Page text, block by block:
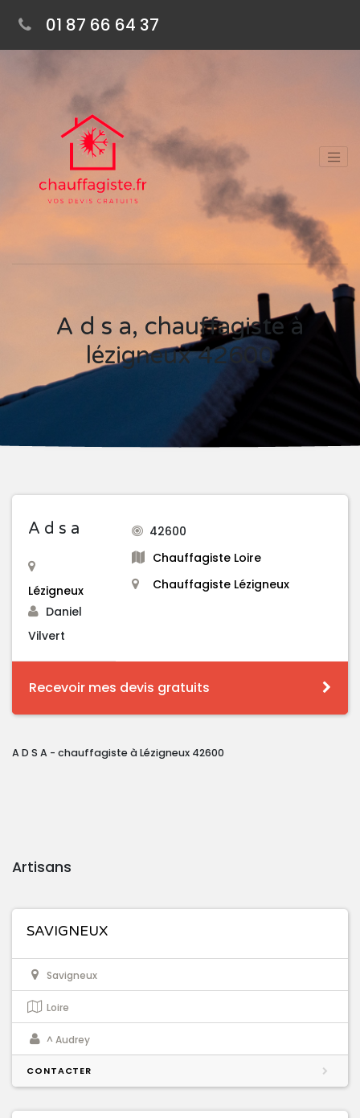
01 87 66 64 37
A d s a, chauffagiste à
lézigneux 42600
A d s a
Lézigneux
Daniel
Vilvert
42600
Chauffagiste Loire
Chauffagiste Lézigneux
Recevoir mes devis gratuits
A D S A - chauffagiste à Lézigneux 42600
Artisans
SAVIGNEUX
Savigneux
Loire
^ Audrey
CONTACTER